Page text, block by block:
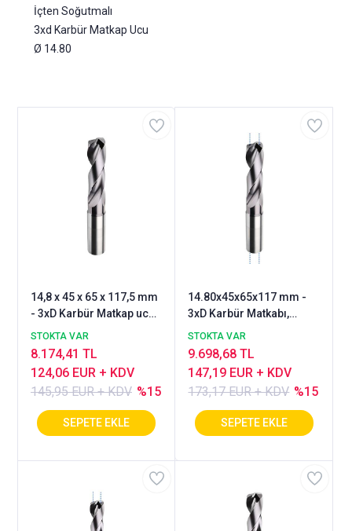
İçten Soğutmalı
3xd Karbür Matkap Ucu
Ø 14.80
14,8 x 45 x 65 x 117,5 mm
- 3xD Karbür Matkap ucu,
BlueCut, 140°, Genal
amaçlı, Nachreiner
STOKTA VAR
145,95 EUR + KDV %15
124,06 EUR + KDV
8.174,41 TL
14.80x45x65x117 mm -
3xD Karbür Matkabı,
BlueCut, 140°, İçten
Soğutmalı
STOKTA VAR
173,17 EUR + KDV %15
147,19 EUR + KDV
9.698,68 TL